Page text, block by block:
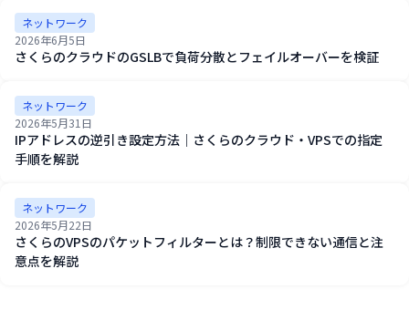
ネットワーク
2026年6月5日
さくらのクラウドのGSLBで負荷分散とフェイルオーバーを検証
ネットワーク
2026年5月31日
IPアドレスの逆引き設定方法｜さくらのクラウド・VPSでの指定
手順を解説
ネットワーク
2026年5月22日
さくらのVPSのパケットフィルターとは？制限できない通信と注
意点を解説